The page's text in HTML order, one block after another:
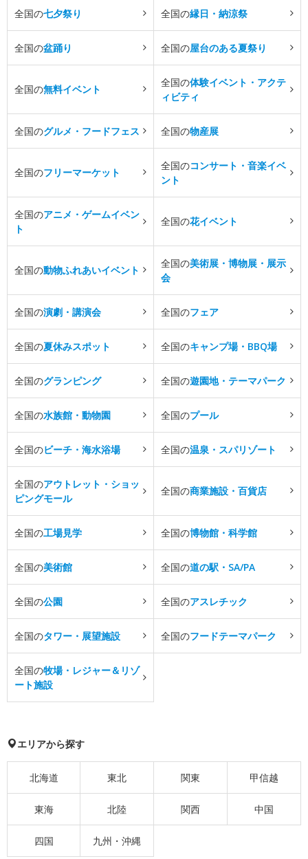
全国の七夕祭り 全国の縁日・納涼祭
全国の盆踊り 全国の屋台のある夏祭り
全国の無料イベント
全国の体験イベント・アクテ
ィビティ
全国のグルメ・フードフェス 全国の物産展
全国のフリーマーケット
全国のコンサート・音楽イベ
ント
全国のアニメ・ゲームイベン
ト
全国の花イベント
全国の動物ふれあいイベント
全国の美術展・博物展・展示
会
全国の演劇・講演会 全国のフェア
全国の夏休みスポット 全国のキャンプ場・BBQ場
全国のグランピング 全国の遊園地・テーマパーク
全国の水族館・動物園 全国のプール
全国のビーチ・海水浴場 全国の温泉・スパリゾート
全国のアウトレット・ショッ
ピングモール
全国の商業施設・百貨店
全国の工場見学 全国の博物館・科学館
全国の美術館 全国の道の駅・SA/PA
全国の公園 全国のアスレチック
全国のタワー・展望施設 全国のフードテーマパーク
全国の牧場・レジャー＆リゾ
ート施設
エリアから探す
北海道 東北 関東 甲信越
東海 北陸 関西 中国
四国 九州・沖縄